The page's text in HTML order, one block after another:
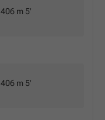
406 m 5'
406 m 5'